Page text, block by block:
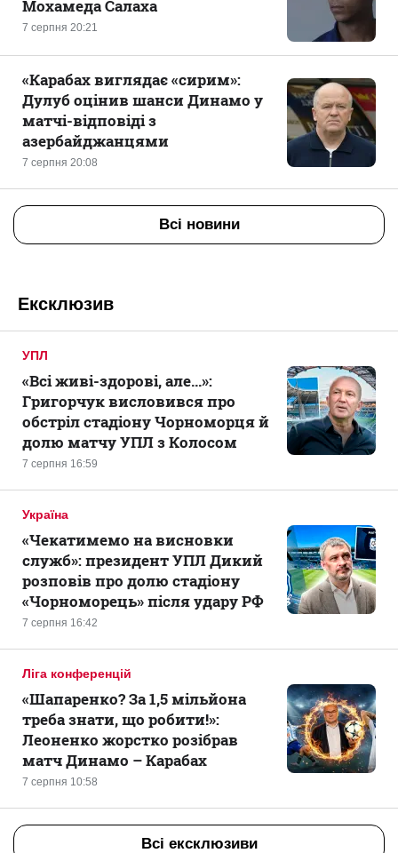
7 серпня 20:21
Мохамеда Салаха
7 серпня 20:08
«Карабах виглядає «сирим»:
Дулуб оцінив шанси Динамо у
матчі-відповіді з
азербайджанцями
Всі новини
Ексклюзив
УПЛ
7 серпня 16:59
«Всі живі-здорові, але...»:
Григорчук висловився про
обстріл стадіону Чорноморця й
долю матчу УПЛ з Колосом
Україна
7 серпня 16:42
«Чекатимемо на висновки
служб»: президент УПЛ Дикий
розповів про долю стадіону
«Чорноморець» після удару РФ
Ліга конференцій
7 серпня 10:58
«Шапаренко? За 1,5 мільйона
треба знати, що робити!»:
Леоненко жорстко розібрав
матч Динамо – Карабах
Всі ексклюзиви